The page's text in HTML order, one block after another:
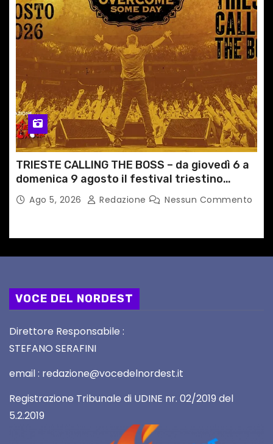
TRIESTE CALLING THE BOSS – da giovedì 6 a
domenica 9 agosto il festival triestino
dedicato a Springsteen
Ago 5, 2026 Redazione Nessun Commento
VOCE DEL NORDEST
Direttore Responsabile :
STEFANO SERAFINI
email : redazione@vocedelnordest.it
Registrazione Tribunale di UDINE nr. 02/2019 del
5.2.2019